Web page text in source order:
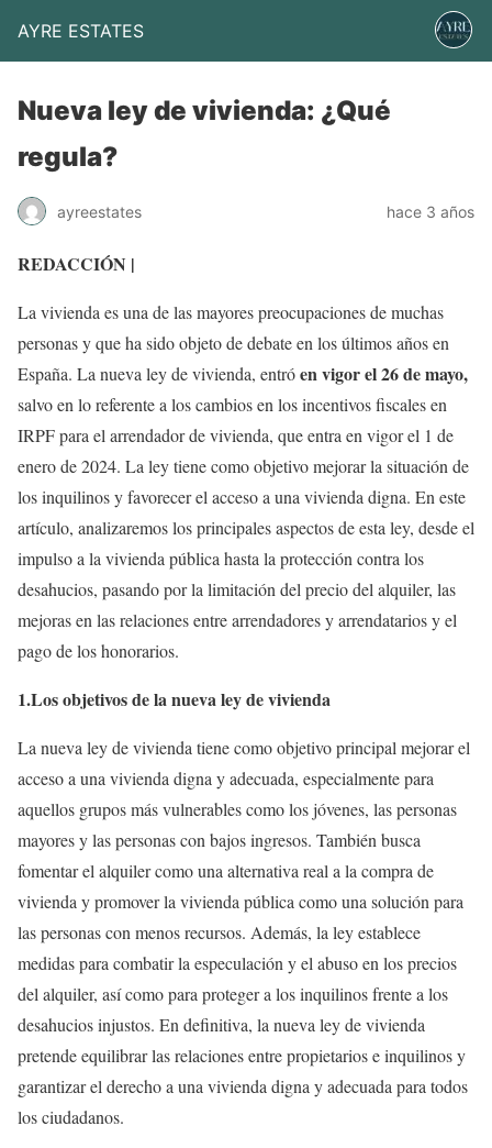
AYRE ESTATES
Nueva ley de vivienda: ¿Qué
regula?
ayreestates hace 3 años
REDACCIÓN |
La vivienda es una de las mayores preocupaciones de muchas
personas y que ha sido objeto de debate en los últimos años en
España. La nueva ley de vivienda, entróen vigor el 26 de mayo,
salvo en lo referente a los cambios en los incentivos fiscales en
IRPF para el arrendador de vivienda, que entra en vigor el 1 de
enero de 2024. La ley tiene como objetivo mejorar la situación de
los inquilinos y favorecer el acceso a una vivienda digna. En este
artículo, analizaremos los principales aspectos de esta ley, desde el
impulso a la vivienda pública hasta la protección contra los
desahucios, pasando por la limitación del precio del alquiler, las
mejoras en las relaciones entre arrendadores y arrendatarios y el
pago de los honorarios.
1.Los objetivos de la nueva ley de vivienda
La nueva ley de vivienda tiene como objetivo principal mejorar el
acceso a una vivienda digna y adecuada, especialmente para
aquellos grupos más vulnerables como los jóvenes, las personas
mayores y las personas con bajos ingresos. También busca
fomentar el alquiler como una alternativa real a la compra de
vivienda y promover la vivienda pública como una solución para
las personas con menos recursos. Además, la ley establece
medidas para combatir la especulación y el abuso en los precios
del alquiler, así como para proteger a los inquilinos frente a los
desahucios injustos. En definitiva, la nueva ley de vivienda
pretende equilibrar las relaciones entre propietarios e inquilinos y
garantizar el derecho a una vivienda digna y adecuada para todos
los ciudadanos.